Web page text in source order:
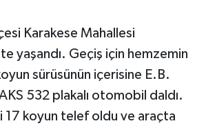
Karakese Mahallesi
yaşandı. Geçiş için hemzemin
sürüsünün içerisine E.B.
532 plakalı otomobil daldı.
17 koyun telef oldu ve araçta